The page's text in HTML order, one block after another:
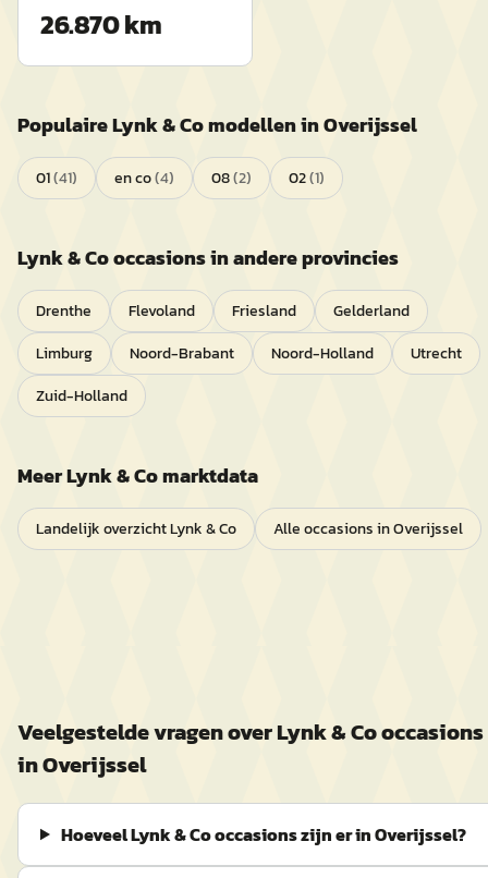
26.870 km
PopulaireLynk & Comodellen inOverijssel
01(41) en co(4) 08(2) 02(1)
Lynk & Cooccasions in andere provincies
Drenthe Flevoland Friesland
Gelderland
Limburg
Noord-Brabant Noord-Holland
Utrecht
Zuid-Holland
MeerLynk & Comarktdata
Landelijk overzichtLynk & Co Alle occasions inOverijssel
Veelgestelde vragen overLynk & Cooccasions
inOverijssel
Hoeveel Lynk & Co occasions zijn er in Overijssel?